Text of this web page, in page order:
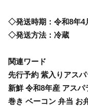
◇発送時期：令和8年4
◇発送方法：冷蔵
関連ワード
先行予約 紫入りアス
新鮮 令和8年産 アス
巻き ベーコン 弁当 お